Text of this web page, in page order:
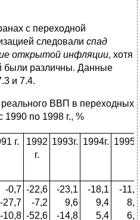
с переходной
следовали спад
открытой инфляции, хотя
были различны. Данные
и 7.4.
ВВП в переходных
1990 по 1998 г., %
г.
1992
г.
1993г. 1994г. 1995г.
-0,7
-27,7
-10,8
-22,6
-7,2
-52,6
-23,1
9,6
-14,8
-18,1
9,4
5,4
-11,0
8,9
6,9